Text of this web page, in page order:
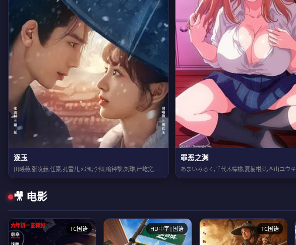
逐玉 罪恶之渊
あまいみるく,千代木檸檬,夏樹柑菜,西山ユウキ
🎥 电影
TC国语 HD中字|国语 TC国语